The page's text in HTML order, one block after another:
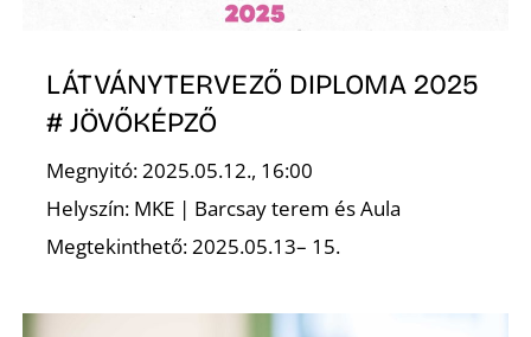
LÁTVÁNYTERVEZŐ DIPLOMA 2025
# JÖVŐKÉPZŐ
Megnyitó: 2025.05.12., 16:00
Helyszín: MKE | Barcsay terem és Aula
Megtekinthető: 2025.05.13– 15.